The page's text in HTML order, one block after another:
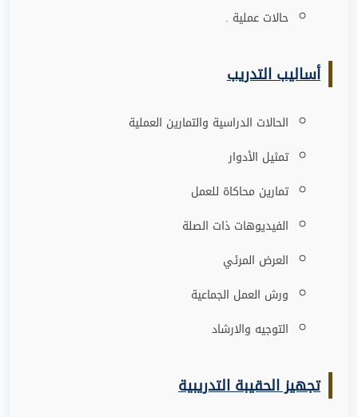
حالات عملية .
أساليب التدريب
الحالات الدراسية والتمارين العملية
تمثيل الأدوار
تمارين محاكاة للعمل
الفيديوهات ذات الصلة
العرض المرئي
ورش العمل الجماعية
التوجيه والارشاد
تجهيز الحقيبة التدريبية